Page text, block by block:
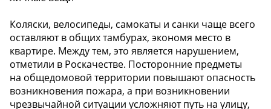
Коляски, велосипеды, самокаты и санки чаще всего
оставляют в общих тамбурах, экономя место в
квартире. Между тем, это является нарушением,
отметили в Роскачестве. Посторонние предметы
на общедомовой территории повышают опасность
возникновения пожара, а при возникновении
чрезвычайной ситуации усложняют путь на улицу,